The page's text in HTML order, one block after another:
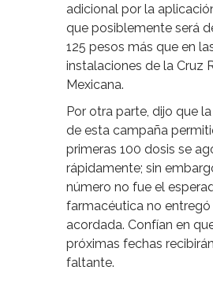
adicional por la
que posiblemente será
125 pesos más que en
instalaciones de la Cruz
Mexicana.
Por otra parte, dijo que
de esta campaña
primeras 100 dosis se
rápidamente; sin
número no fue el
farmacéutica no
acordada. Confían en
próximas fechas
faltante.